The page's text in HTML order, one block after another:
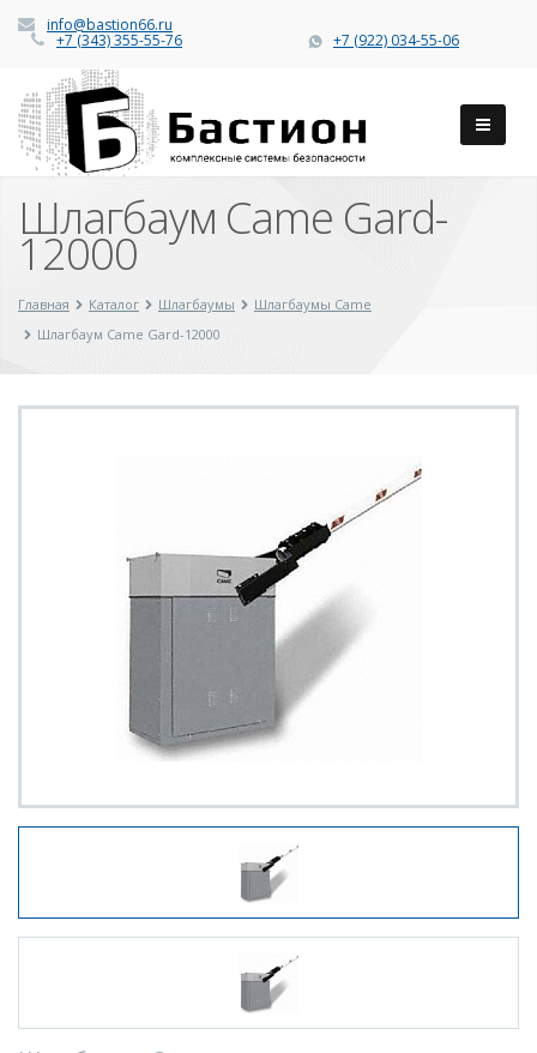
info@bastion66.ru
+7 (343) 355-55-76 +7 (922) 034-55-06
Шлагбаум Came Gard-
12000
Главная Каталог Шлагбаумы
Шлагбаумы Came
Шлагбаум Came Gard-12000